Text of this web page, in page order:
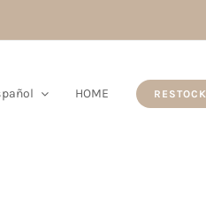
HOME RESTOCK